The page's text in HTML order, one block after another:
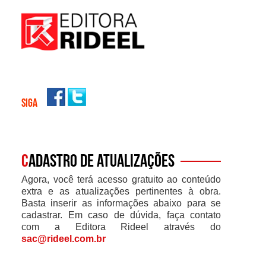
SIGA
Cadastro de atualizações
Agora, você terá acesso gratuito ao conteúdo
extra e as atualizações pertinentes à obra.
Basta inserir as informações abaixo para se
cadastrar. Em caso de dúvida, faça contato
com a Editora Rideel através do
sac@rideel.com.br